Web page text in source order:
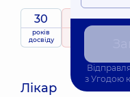
30
років
досвіду
5 / 5
рейтинг
Лікар
з Угодою